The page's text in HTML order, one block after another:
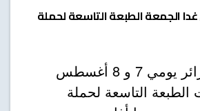
غدا الجمعة الطبعة التاسعة لحملة
تنظم ولاية الجزائر يومي 7 و 8 أغسطس
الطبعة التاسعة لحملة